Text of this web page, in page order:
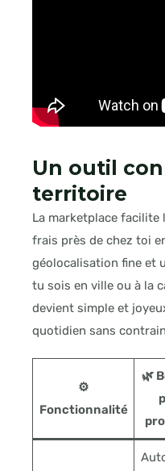
Un outil
territoire
La marketplace facilite
frais près de chez toi
géolocalisation fine et
tu sois en ville ou à la
devient simple et
quotidien sans
⚙️
Fonctionnalité
🌿